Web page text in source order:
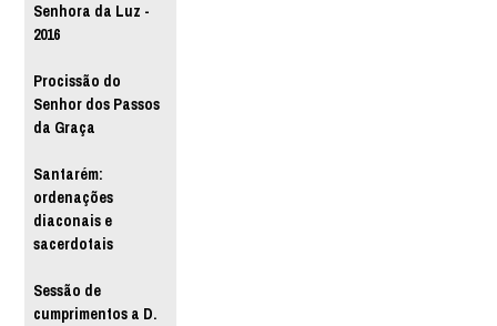
Senhora da Luz -
2016
Procissão do
Senhor dos Passos
da Graça
Santarém:
ordenações
diaconais e
sacerdotais
Sessão de
cumprimentos a D.